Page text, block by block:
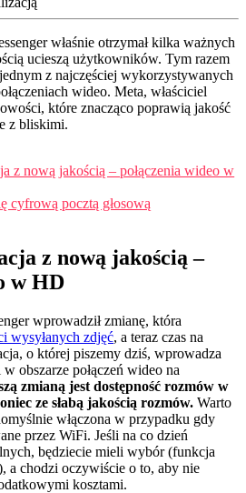
właśnie otrzymał kilka ważnych
ucieszą użytkowników. Tym razem
z najczęściej wykorzystywanych
wideo. Meta, właściciel
które znacząco poprawią jakość
z bliskimi.
z nową jakością – połączenia wideo w
cyfrową pocztą głosową
z nową jakością –
w HD
wprowadził zmianę, która
wysyłanych zdjęć, a teraz czas na
o której piszemy dziś, wprowadza
obszarze połączeń wideo na
zmianą jest dostępność rozmów w
ze słabą jakością rozmów. Warto
włączona w przypadku gdy
przez WiFi. Jeśli na co dzień
będziecie mieli wybór (funkcja
a chodzi oczywiście o to, aby nie
kosztami.